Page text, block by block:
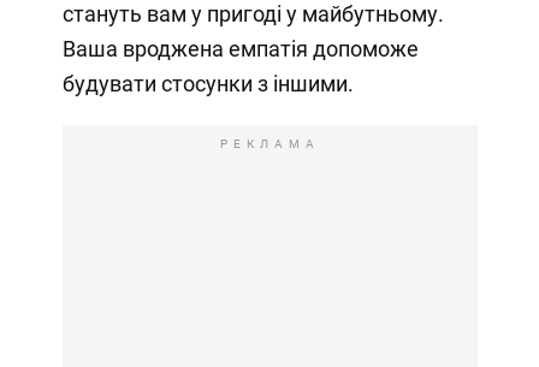
стануть вам у пригоді у майбутньому.
Ваша вроджена емпатія допоможе
будувати стосунки з іншими.
РЕКЛАМА